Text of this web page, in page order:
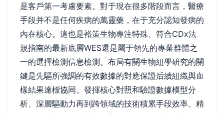
是客戶第一考慮要素。對于現在很多階段而言，醫療
手段并不是任何疾病的萬靈藥，在于充分認知發病的
內在核心。這也是裕策生物專注特殊、符合CDx法
規指南的最新底層WES還是屬于領先的專業群體之
一的選擇檢測信息檢測。布局有關生物組學研究的關
鍵是先驅所強調的有效數據的對應保證后續組織與血
樣結果達標協同。發揮核心對照和驗證數據模型分
析、深層驅動力再到跨領域的技術積累手段效率、精